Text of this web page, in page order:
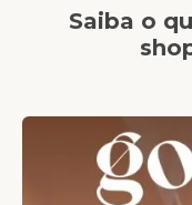
Saiba o